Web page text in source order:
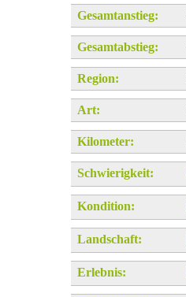
Gesamtanstieg:
Gesamtabstieg:
Region:
Art:
Kilometer:
Schwierigkeit:
Kondition:
Landschaft:
Erlebnis: